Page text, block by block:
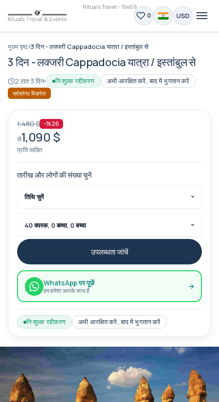
Rituals Travel - 15469
0 USD
मुख्य पृष्ठ 3 दिन - लक्जरी Cappadocia यात्रा / इस्तांबुल से
3 दिन - लक्जरी Cappadocia यात्रा / इस्तांबुल से
2 रात 3 दिन निःशुल्क रद्दीकरण अभी आरक्षित करें, बाद में भुगतान करें
सर्वश्रेष्ठ विक्रेता
1,480 $ -%26
से1,090 $
प्रति व्यक्ति
तारीख और लोगों की संख्या चुनें
तिथि चुनें
40 वयस्क, 0 बच्चा, 0 बच्चा
उपलब्धता जांचें
WhatsApp पर पूछें
हम हमेशा आपके साथ हैं
निःशुल्क रद्दीकरण अभी आरक्षित करें, बाद में भुगतान करें